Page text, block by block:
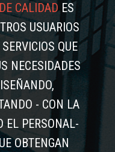
CALIDADES
USUARIOS
QUE
NECESIDADES
- CON LA
EL PERSONAL-
OBTENGAN